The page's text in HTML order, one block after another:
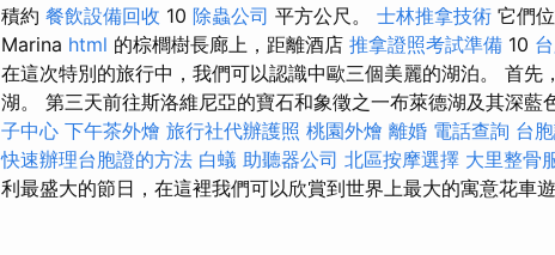
積約 餐飲設備回收 10 除蟲公司 平方公尺。 士林推拿技術 它們
Marina html 的棕櫚樹長廊上，距離酒店 推拿證照考試準備 10
在這次特別的旅行中，我們可以認識中歐三個美麗的湖泊。 首先
湖。 第三天前往斯洛維尼亞的寶石和象徵之一布萊德湖及其深藍
子中心 下午茶外燴 旅行社代辦護照 桃園外燴 離婚 電話查詢 台
快速辦理台胞證的方法 白蟻 助聽器公司 北區按摩選擇 大里整骨
利最盛大的節日，在這裡我們可以欣賞到世界上最大的寓意花車遊